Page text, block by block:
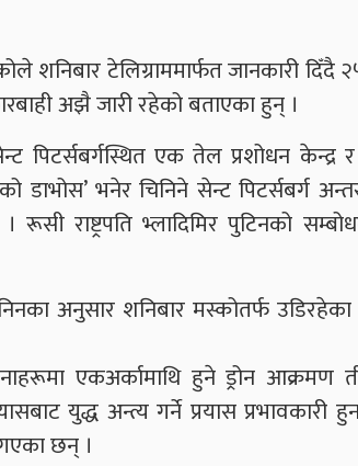
शनिबार टेलिग्राममार्फत जानकारी दिँदै
अझै जारी रहेको बताएका हुन् ।
पिटर्सबर्गस्थित एक तेल प्रशोधन केन्द्र
भनेर चिनिने सेन्ट पिटर्सबर्ग
राष्ट्रपति भ्लादिमिर पुटिनको
अनुसार शनिबार मस्कोतर्फ उडिरहेका
एकअर्कामाथि हुने ड्रोन आक्रमण
युद्ध अन्त्य गर्ने प्रयास
छन् ।